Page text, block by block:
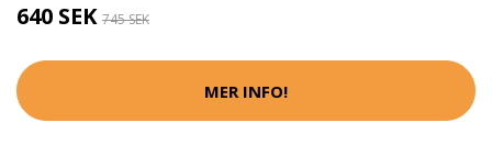
640 SEK 745 SEK
MER INFO!